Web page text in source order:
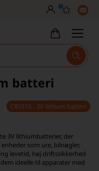
på Trustpilot
0
batteri
CR1616 - 3V lithium batteri
3V lithiumbatterier, der
som ure, bilnøgler,
levetid, høj driftssikkerhed
ideelle til apparater med